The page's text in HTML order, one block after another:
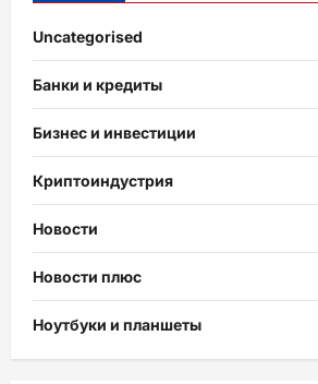
Uncategorised
Банки и кредиты
Бизнес и инвестиции
Криптоиндустрия
Новости
Новости плюс
Ноутбуки и планшеты